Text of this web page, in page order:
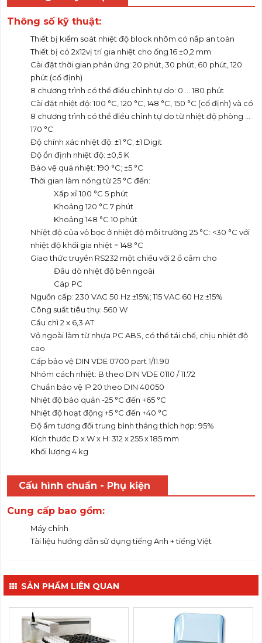
Thông số kỹ thuật:
Thiết bị kiểm soát nhiệt độ block nhôm có nắp an toàn
Thiết bị có 2x12vị trí gia nhiệt cho ống 16 ±0,2 mm
Cài đặt thời gian phản ứng: 20 phút, 30 phút, 60 phút, 120
phút (cố định)
8 chương trình có thể điều chỉnh tự do: 0 ... 180 phút
Cài đặt nhiệt độ: 100 °C, 120 °C, 148 °C, 150 °C (cố định) và có
8 chương trình có thể điều chỉnh tự do từ nhiệt độ phòng ...
170 °C
Độ chính xác nhiệt độ: ±1 °C; ±1 Digit
Độ ổn định nhiệt độ: ±0,5 K
Bảo vệ quá nhiệt: 190 °C; ±5 °C
Thời gian làm nóng từ 25 °C đến:
Xấp xỉ 100 °C 5 phút
Khoảng 120 °C 7 phút
Khoảng 148 °C 10 phút
Nhiệt độ của vỏ bọc ở nhiệt độ môi trường 25 °C: <30 °C với
nhiệt độ khối gia nhiệt = 148 °C
Giao thức truyền RS232 một chiều với 2 ổ cắm cho
Đầu dò nhiệt độ bên ngoài
Cáp PC
Nguồn cấp: 230 VAC 50 Hz ±15%; 115 VAC 60 Hz ±15%
Công suất tiêu thụ: 560 W
Cầu chì 2 x 6,3 AT
Vỏ ngoài làm từ nhựa PC ABS, có thể tái chế, chịu nhiệt độ
cao
Cấp bảo vệ DIN VDE 0700 part 1/11.90
Nhóm cách nhiệt: B theo DIN VDE 0110 / 11.72
Chuẩn bảo vệ IP 20 theo DIN 40050
Nhiệt độ bảo quản -25 °C đến +65 °C
Nhiệt độ hoạt động +5 °C đến +40 °C
Độ ẩm tương đối trung bình tháng thích hợp: 95%
Kích thước D x W x H: 312 x 255 x 185 mm
Khối lượng 4 kg
Cấu hình chuẩn - Phụ kiện
Cung cấp bao gồm:
Máy chính
Tài liệu hướng dẫn sử dụng tiếng Anh + tiếng Việt
SẢN PHẨM LIÊN QUAN